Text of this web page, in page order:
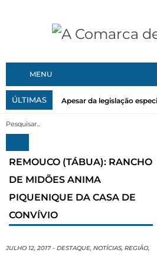
MENU
ÚLTIMAS Apesar da legislação
REMOUCO (TÁBUA): RANCHO
DE MIDÕES ANIMA
PIQUENIQUE DA CASA DE
CONVÍVIO
JULHO 12, 2017 - DESTAQUE, NOTÍCIAS, REGIÃO,